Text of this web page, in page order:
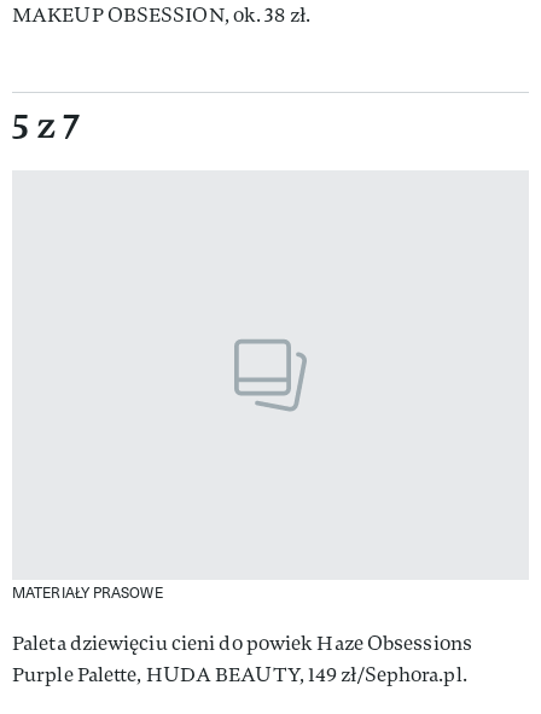
MAKEUP OBSESSION, ok. 38 zł.
5 z 7
MATERIAŁY PRASOWE
Paleta dziewięciu cieni do powiek Haze Obsessions
Purple Palette, HUDA BEAUTY, 149 zł/Sephora.pl.